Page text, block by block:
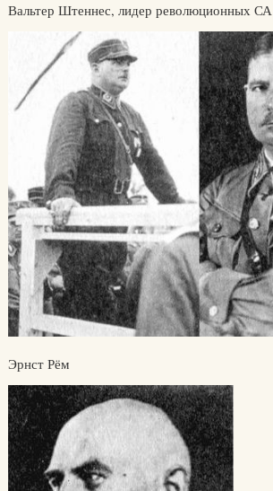
Вальтер Штеннес, лидер революционных СА
Эрнст Рём